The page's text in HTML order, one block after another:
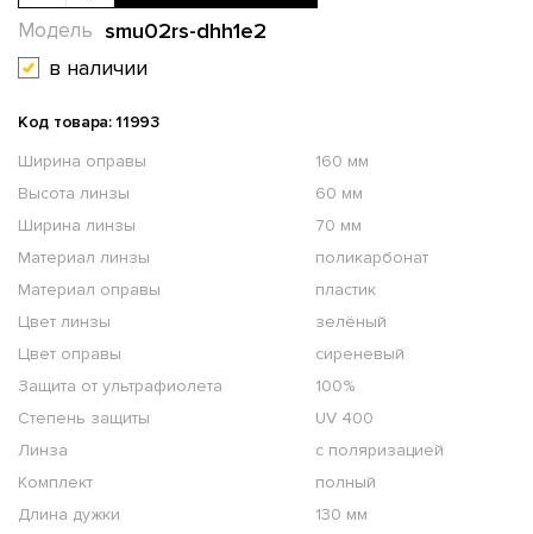
smu02rs-dhh1e2
Модель
в наличии
Код товара: 11993
Ширина оправы
160 мм
Высота линзы
60 мм
Ширина линзы
70 мм
Материал линзы
поликарбонат
Материал оправы
пластик
Цвет линзы
зелёный
Цвет оправы
сиреневый
Защита от ультрафиолета
100%
Степень защиты
UV 400
Линза
с поляризацией
Комплект
полный
Длина дужки
130 мм